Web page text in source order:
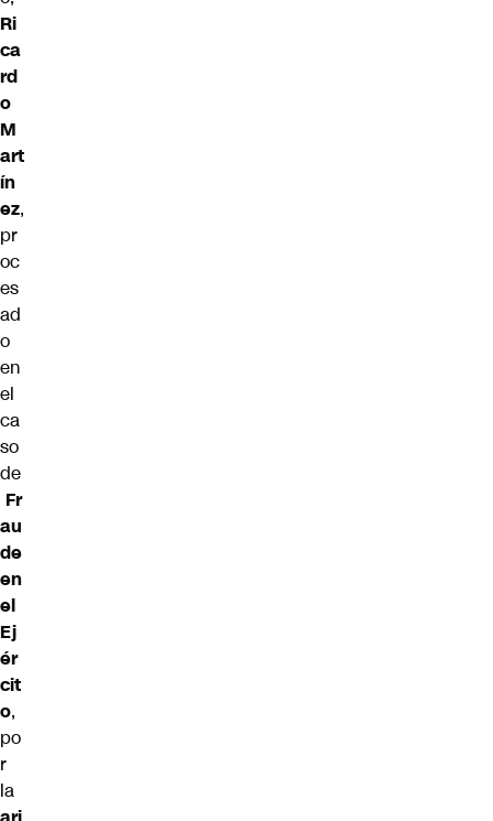
Ri
ca
rd
o
M
art
ín
ez,
pr
oc
es
ad
o
en
el
ca
so
de
Fr
au
de
en
el
Ej
ér
cit
o,
po
r
la